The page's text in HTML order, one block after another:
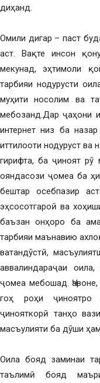
диҳанд.
Омили дигар – паст
аст. Вақте инсон
мекунад, эҳтимоли
тарбияи нодурусти
муҳити носолим ва
мебозанд.Дар ҷаҳони
интернет низ ба
иттилооти нодуруст ва
гирифта, ба ҷиноят рӯ
ояндасози ҷомеа ба
бештар осебпазир
эҳсосотгароӣ ва
баъзан онҳоро ба
тарбияи маънавию
ватандӯстӣ,
аввалиндараҷаи
ҷомеа мебошад.
гоҳ роҳи ҷиноятро
ҷинояткорӣ танҳо
масъулияти ба дӯши
Оила бояд заминаи
таълимӣ бояд